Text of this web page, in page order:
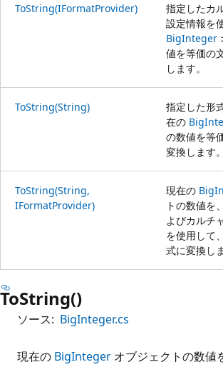
ToString(IFormatProvider)
指定したカ
設定情報を
BigInteger
値を等価の
します。
ToString(String)
指定した形
在の
の数値を等
変換します。
ToString(String,
IFormatProvider)
現在の
トの数値を
よびカルチ
を使用して
式に変換し
ToString()
ソース: BigInteger.cs
現在の BigInteger オブジェクトの数値